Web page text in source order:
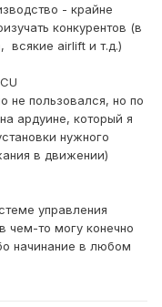
- крайне
конкурентов (в
всякие airlift и т.д.)
не пользовался, но по
ардуине, который я
нужного
в движении)
управления
чем-то могу конечно
начинание в любом